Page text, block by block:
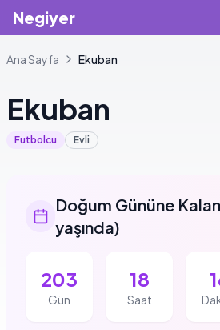
Negiyer
Ana Sayfa Ekuban
Ekuban
Futbolcu Evli
Doğum Gününe
yaşında)
203
Gün
18
Saat